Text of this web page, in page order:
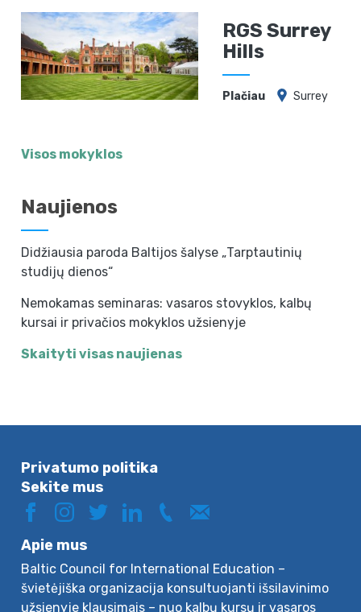
RGS Surrey
Hills
Plačiau Surrey
Visos mokyklos
Naujienos
Didžiausia paroda Baltijos šalyse „Tarptautinių
studijų dienos“
Nemokamas seminaras: vasaros stovyklos, kalbų
kursai ir privačios mokyklos užsienyje
Skaityti visas naujienas
Privatumo politika
Sekite mus
Apie mus
Baltic Council for International Education –
švietėjiška organizacija konsultuojanti išsilavinimo
užsienyje klausimais – nuo kalbų kursų ir vasaros